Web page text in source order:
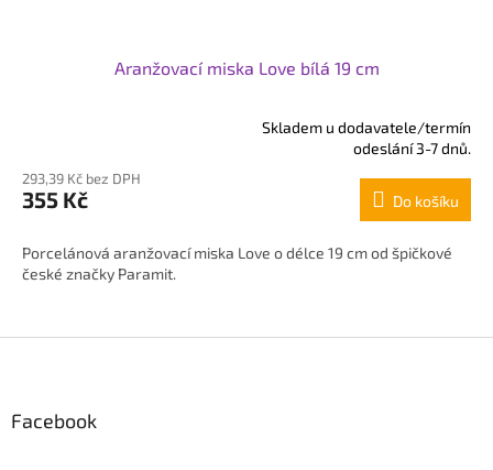
Aranžovací miska Love bílá 19 cm
produktu
je
z
5
hvězdiček.
Skladem u dodavatele/termín
odeslání 3-7 dnů.
293,39 Kč bez DPH
355 Kč Do košíku
Porcelánová aranžovací miska Love o délce 19 cm od špičkové
české značky Paramit.
p
aFacebook